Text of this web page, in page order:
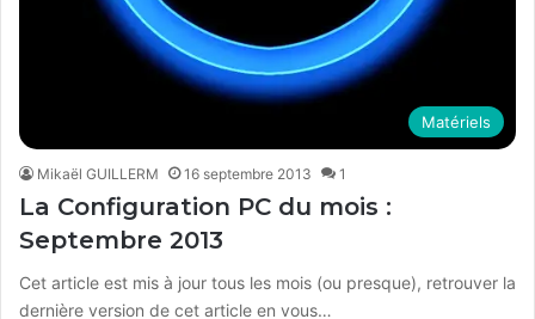
Matériels
Mikaël GUILLERM 16 septembre 2013 1
La Configuration PC du mois :
Septembre 2013
Cet article est mis à jour tous les mois (ou presque), retrouver la
dernière version de cet article en vous…